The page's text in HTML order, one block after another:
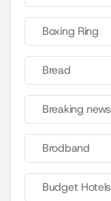
Boxing Ring
Bread
Breaking news
Brodband
Budget Hotels